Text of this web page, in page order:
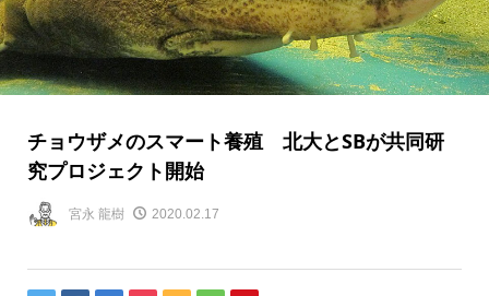
チョウザメのスマート養殖 北大とSBが共同研
究プロジェクト開始
宮永 龍樹 2020.02.17